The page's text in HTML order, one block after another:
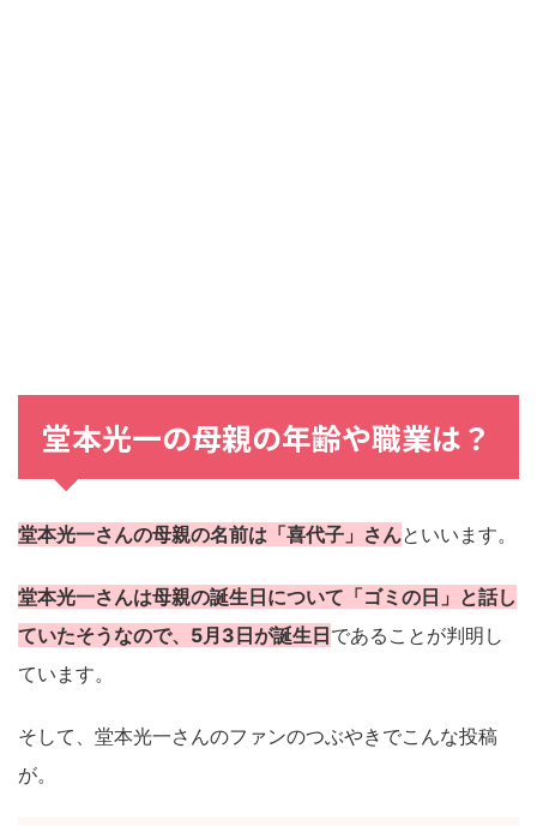
堂本光一の母親の年齢や職業は？
堂本光一さんの母親の名前は「喜代子」さんといいます。
堂本光一さんは母親の誕生日について「ゴミの日」と話し
ていたそうなので、5月3日が誕生日であることが判明し
ています。
そして、堂本光一さんのファンのつぶやきでこんな投稿
が。